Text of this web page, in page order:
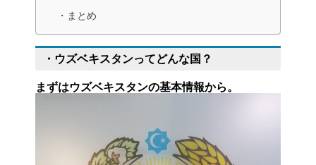
・まとめ
・ウズベキスタンってどんな国？
まずはウズベキスタンの基本情報から。